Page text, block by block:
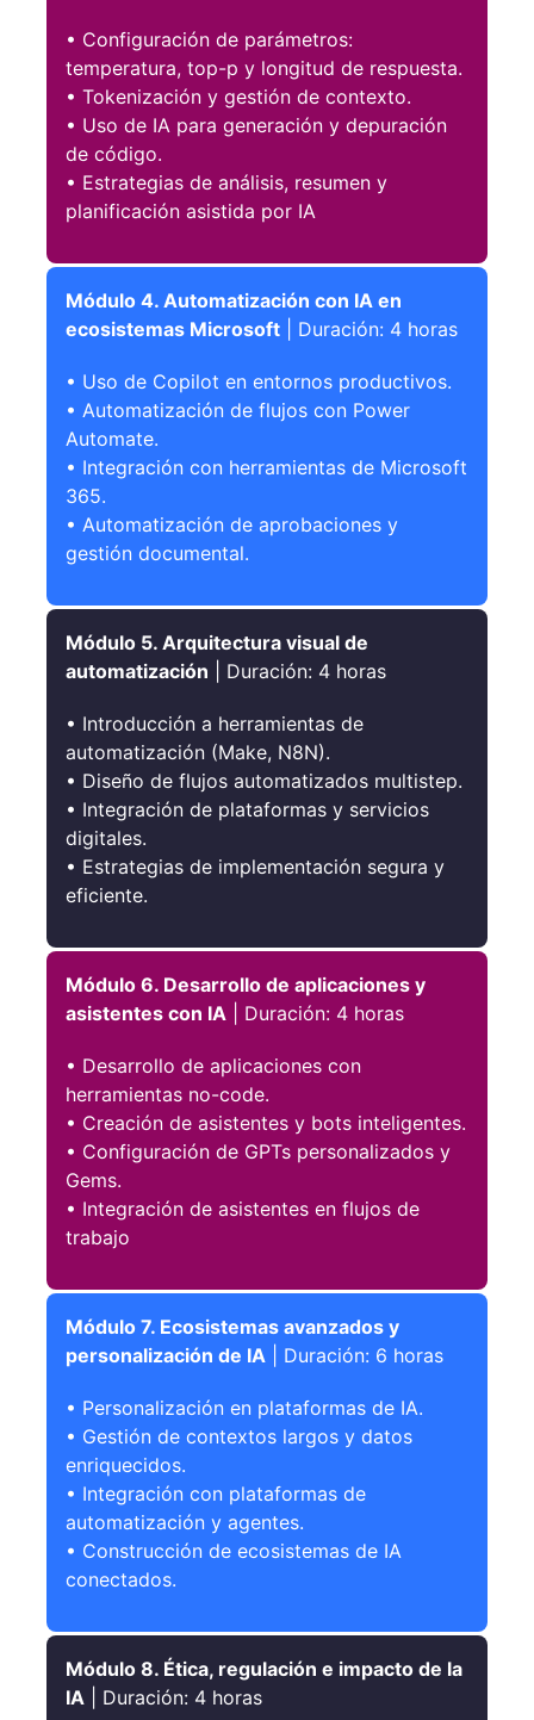
• Configuración de parámetros:
temperatura, top-p y longitud de respuesta.
• Tokenización y gestión de contexto.
• Uso de IA para generación y depuración
de código.
• Estrategias de análisis, resumen y
planificación asistida por IA
Módulo 4. Automatización con IA en
ecosistemas Microsoft | Duración: 4 horas
• Uso de Copilot en entornos productivos.
• Automatización de flujos con Power
Automate.
• Integración con herramientas de Microsoft
365.
• Automatización de aprobaciones y
gestión documental.
Módulo 5. Arquitectura visual de
automatización | Duración: 4 horas
• Introducción a herramientas de
automatización (Make, N8N).
• Diseño de flujos automatizados multistep.
• Integración de plataformas y servicios
digitales.
• Estrategias de implementación segura y
eficiente.
Módulo 6. Desarrollo de aplicaciones y
asistentes con IA | Duración: 4 horas
• Desarrollo de aplicaciones con
herramientas no-code.
• Creación de asistentes y bots inteligentes.
• Configuración de GPTs personalizados y
Gems.
• Integración de asistentes en flujos de
trabajo
Módulo 7. Ecosistemas avanzados y
personalización de IA | Duración: 6 horas
• Personalización en plataformas de IA.
• Gestión de contextos largos y datos
enriquecidos.
• Integración con plataformas de
automatización y agentes.
• Construcción de ecosistemas de IA
conectados.
Módulo 8. Ética, regulación e impacto de la
IA | Duración: 4 horas